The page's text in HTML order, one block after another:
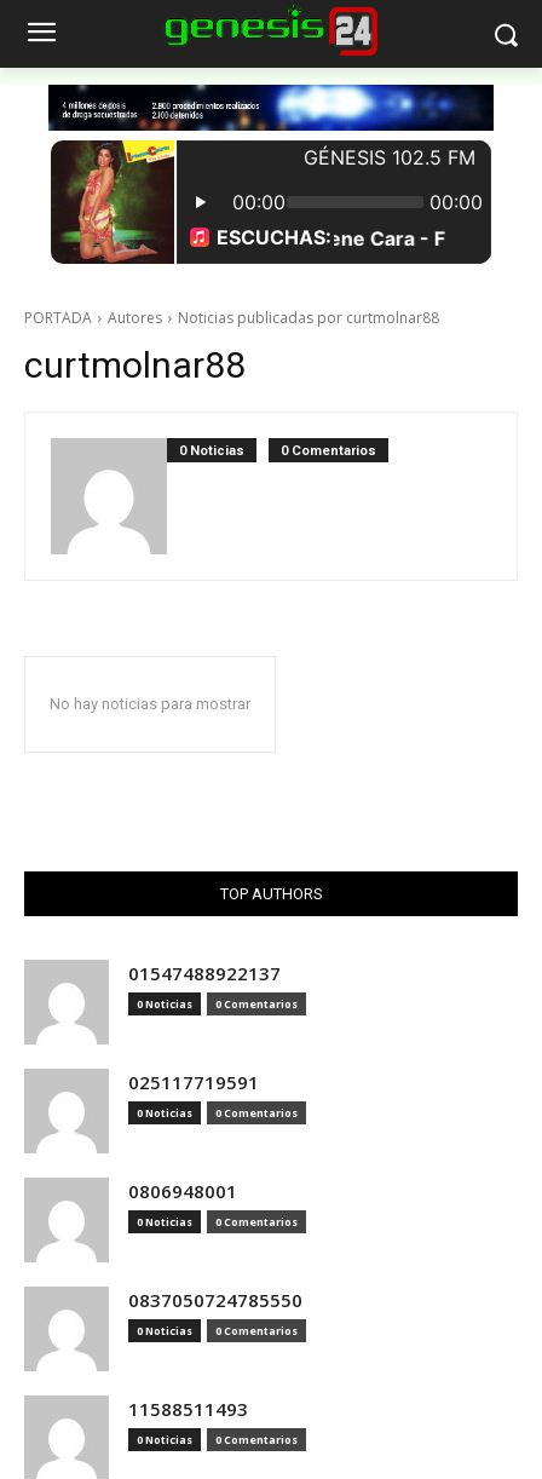
PORTADA Autores Noticias publicadas por curtmolnar88
curtmolnar88
0 Noticias 0 Comentarios
No hay noticias para mostrar
TOP AUTHORS
01547488922137
0 Noticias 0 Comentarios
025117719591
0 Noticias 0 Comentarios
0806948001
0 Noticias 0 Comentarios
0837050724785550
0 Noticias 0 Comentarios
11588511493
0 Noticias 0 Comentarios